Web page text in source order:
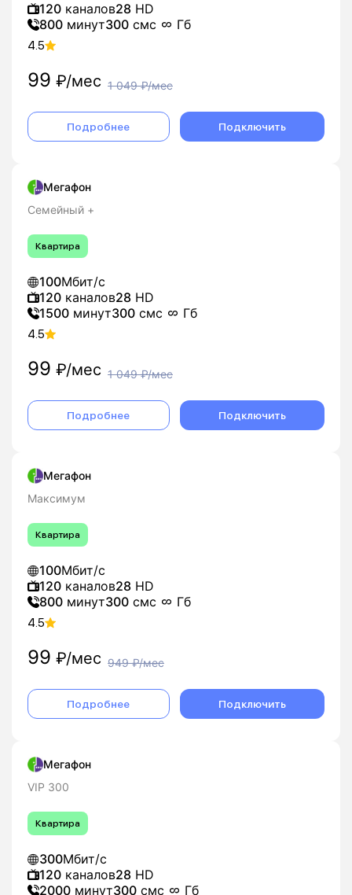
120 каналов28 HD
800 минут300 смс Гб
4.5
99 ₽/мес 1 049₽/мес
Подробнее Подключить
Мегафон
Семейный +
Квартира
100Мбит/с
120 каналов28 HD
1500 минут300 смс Гб
4.5
99 ₽/мес 1 049₽/мес
Подробнее Подключить
Мегафон
Максимум
Квартира
100Мбит/с
120 каналов28 HD
800 минут300 смс Гб
4.5
99 ₽/мес 949₽/мес
Подробнее Подключить
Мегафон
VIP 300
Квартира
300Мбит/с
120 каналов28 HD
2000 минут300 смс Гб